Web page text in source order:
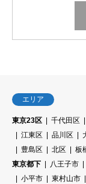
エリア
東京23区 千代田区
江東区
品川区
豊島区
北区 板
東京都下
八王子市
小平市
東村山市